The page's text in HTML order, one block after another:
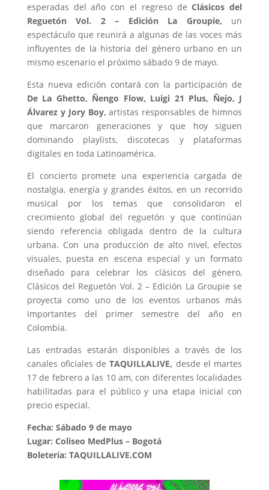
esperadas del año con el regreso deClásicos del
Reguetón Vol. 2 – Edición La Groupie, un
espectáculo que reunirá a algunas de las voces más
influyentes de la historia del género urbano en un
mismo escenario el próximo sábado 9 de mayo.
Esta nueva edición contará con la participación de
De La Ghetto, Ñengo Flow, Luigi 21 Plus, Ñejo, J
Álvarez y Jory Boy, artistas responsables de himnos
que marcaron generaciones y que hoy siguen
dominando playlists, discotecas y plataformas
digitales en toda Latinoamérica.
El concierto promete una experiencia cargada de
nostalgia, energía y grandes éxitos, en un recorrido
musical por los temas que consolidaron el
crecimiento global del reguetón y que continúan
siendo referencia obligada dentro de la cultura
urbana. Con una producción de alto nivel, efectos
visuales, puesta en escena especial y un formato
diseñado para celebrar los clásicos del género,
Clásicos del Reguetón Vol. 2 – Edición La Groupie se
proyecta como uno de los eventos urbanos más
importantes del primer semestre del año en
Colombia.
Las entradas estarán disponibles a través de los
canales oficiales de TAQUILLALIVE, desde el martes
17 de febrero a las 10 am, con diferentes localidades
habilitadas para el público y una etapa inicial con
precio especial.
Fecha: Sábado 9 de mayo
Lugar: Coliseo MedPlus – Bogotá
Boletería: TAQUILLALIVE.COM